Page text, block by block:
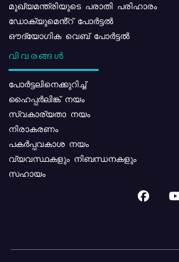
മുഖ്യമന്ത്രിയുടെ പരാതി പരിഹാരം
ഡോക്യുമെൻ്റ് പോർട്ടൽ
ഔദ്യോഗിക വെബ് പോർട്ടൽ
വിവരങ്ങൾ
പോര്‍ട്ടലിനെക്കുറിച്ച്
ഹൈപ്പർലിങ്ക് നയം
സ്വകാര്യതാ നയം
നിരാകരണം
പകർപ്പവകാശ നയം
വ്യവസ്ഥകളും നിബന്ധനകളും
സഹായം